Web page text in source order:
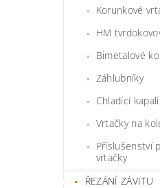
Korunkové
HM
Bimetalové
Záhlubníky
Chladící
Vrtačky na
Příslušenství
vrtačky
ŘEZÁNÍ ZÁVITU